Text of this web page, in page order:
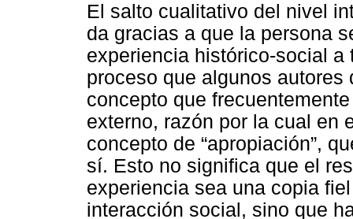
El salto cualitativo del nivel
da gracias a que la persona
experiencia histórico-social
proceso que algunos autores
concepto que
externo, razón por la cual en
concepto de “apropiación”,
sí. Esto no significa que el
experiencia sea una copia
interacción social, sino que